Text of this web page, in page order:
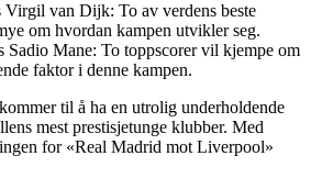
Virgil van Dijk: To av verdens beste
om hvordan kampen utvikler seg.
Sadio Mane: To toppscorer vil kjempe om
faktor i denne kampen.
til å ha en utrolig underholdende
mest prestisjetunge klubber. Med
for «Real Madrid mot Liverpool»